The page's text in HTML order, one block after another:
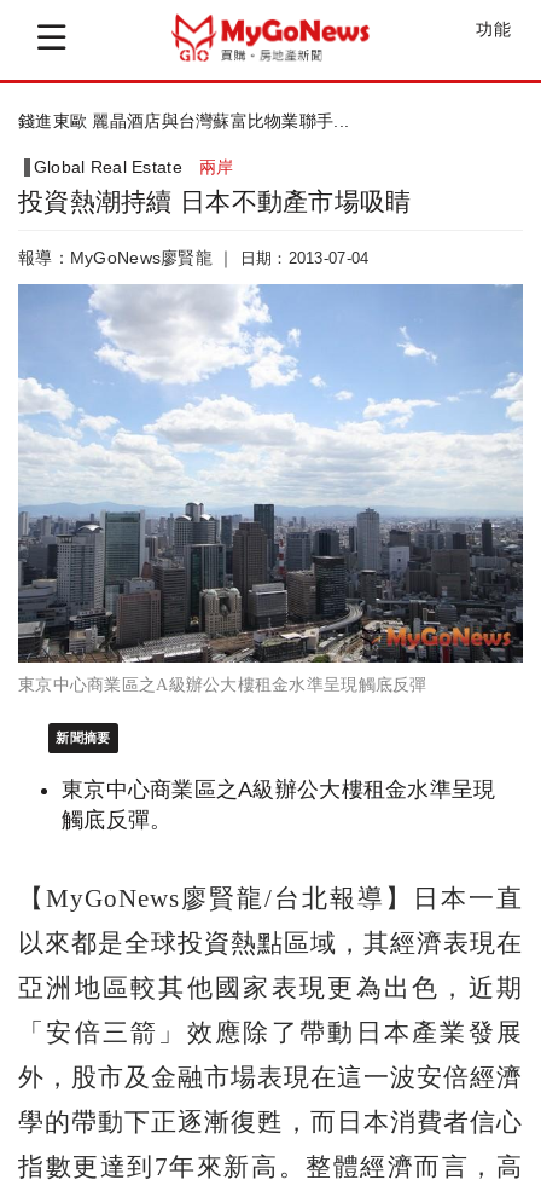
功能
錢進東歐 麗晶酒店與台灣蘇富比物業聯手...
Global Real Estate 兩岸
投資熱潮持續 日本不動產市場吸睛
報導：MyGoNews廖賢龍 ｜ 日期：2013-07-04
東京中心商業區之A級辦公大樓租金水準呈現觸底反彈
新聞摘要
東京中心商業區之A級辦公大樓租金水準呈現
觸底反彈。
【MyGoNews廖賢龍/台北報導】日本一直
以來都是全球投資熱點區域，其經濟表現在
亞洲地區較其他國家表現更為出色，近期
「安倍三箭」效應除了帶動日本產業發展
外，股市及金融市場表現在這一波安倍經濟
學的帶動下正逐漸復甦，而日本消費者信心
指數更達到7年來新高。整體經濟而言，高